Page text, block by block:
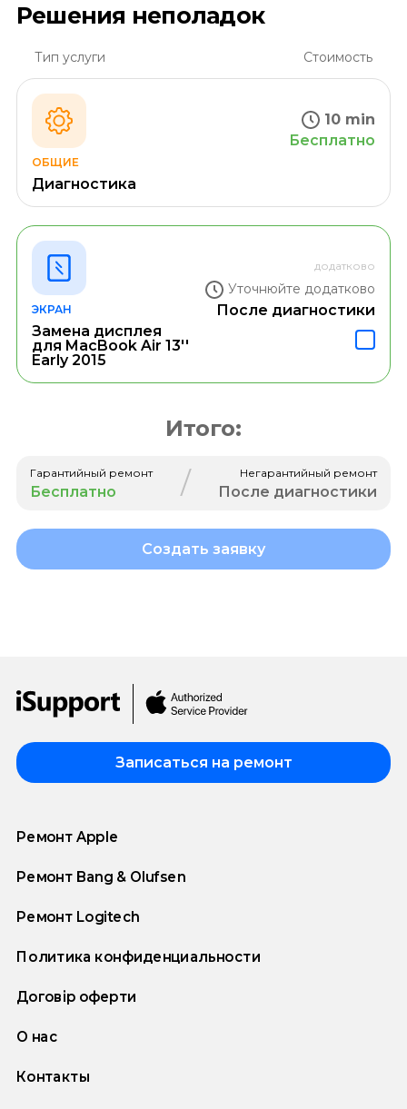
Решения неполадок
Тип услуги Стоимость
ОБЩИЕ
Диагностика
10 min
Бесплатно
ЭКРАН
Замена дисплея
для MacBook Air 13''
Early 2015
додатково
Уточнюйте додатково
После диагностики
Итого:
Гарантийный ремонт
Бесплатно / Негарантийный ремонт
После диагностики
Создать заявку
Записаться на ремонт
Ремонт Apple
Ремонт Bang & Olufsen
Ремонт Logitech
Политика конфиденциальности
Договір оферти
О нас
Контакты